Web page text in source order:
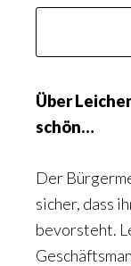
Über
schön…
Der
sicher, dass
bevorsteht.